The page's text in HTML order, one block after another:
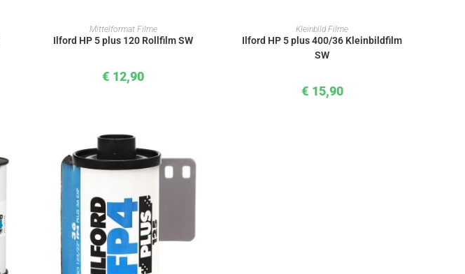
IN DEN WARENKORB
Mittelformat Filme
Ilford HP 5 plus 120 Rollfilm SW
€ 12,90
IN DEN WARENKORB
Kleinbild Filme
Ilford HP 5 plus 400/36 Kleinbildfilm
SW
€ 15,90